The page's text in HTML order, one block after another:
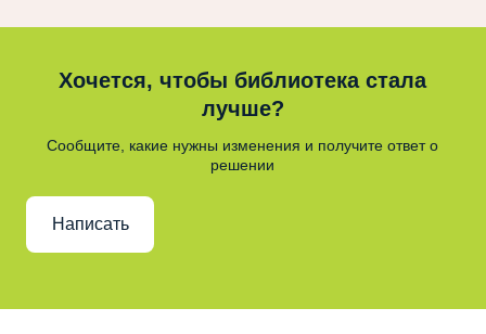
Хочется, чтобы библиотека стала
лучше?
Сообщите, какие нужны изменения и получите ответ о
решении
Написать